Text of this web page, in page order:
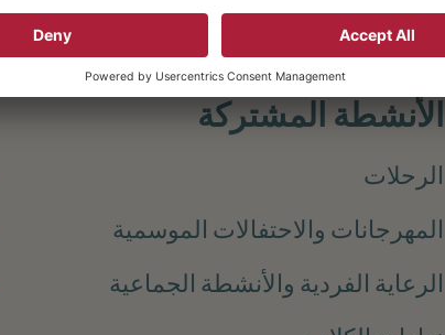
الأنشطة المشتركة
الرحلات
المهرجانات والاحتفالات الموسمية
الرعاية الفردية والأنشطة الجماعية